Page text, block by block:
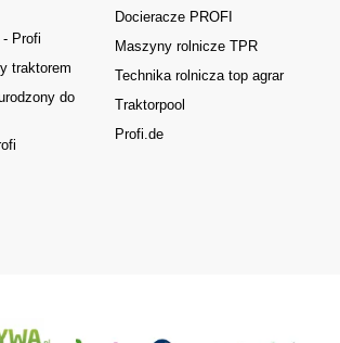
Profi
traktorem
do
Docieracze PROFI
Maszyny rolnicze TPR
Technika rolnicza top agrar
Traktorpool
Profi.de